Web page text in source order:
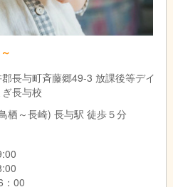
長与町斉藤郷49-3 放課後等デイ
長与校
栖～長崎) 長与駅 徒歩５分
00